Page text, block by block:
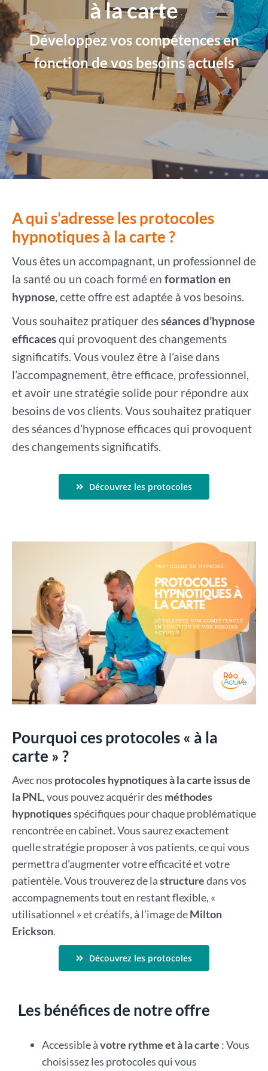
à la carte
Développez vos compétences en
fonction de vos besoins actuels
A qui s’adresse les protocoles
hypnotiques à la carte ?
Vous êtes un accompagnant, un professionnel de
la santé ou un coach formé en formation en
hypnose, cette offre est adaptée à vos besoins.
Vous souhaitez pratiquer desséances d’hypnose
efficacesqui provoquent des changements
significatifs. Vous voulez être à l’aise dans
l’accompagnement, être efficace, professionnel,
et avoir une stratégie solide pour répondre aux
besoins de vos clients. Vous souhaitez pratiquer
des séances d’hypnose efficaces qui provoquent
des changements significatifs.
Découvrez les protocoles
Pourquoi ces protocoles « à la
carte » ?
Avec nos protocoles hypnotiques à la carte issus de
la PNL, vous pouvez acquérir des méthodes
hypnotiquesspécifiques pour chaque problématique
rencontrée en cabinet. Vous saurez exactement
quelle stratégie proposer à vos patients, ce qui vous
permettra d’augmenter votre efficacité et votre
patientèle. Vous trouverez de lastructuredans vos
accompagnements tout en restant flexible, «
utilisationnel » et créatifs, à l’image deMilton
Erickson.
Découvrez les protocoles
Les bénéfices de notre offre
Accessible àvotre rythme et à la carte : Vous
choisissez les protocoles qui vous